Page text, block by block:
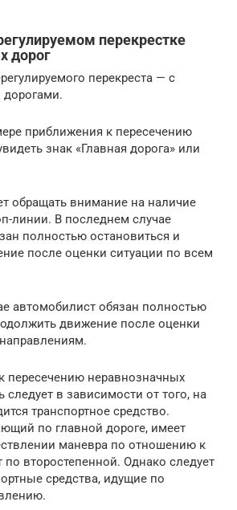
перекрестке
дорог
перекреста — с
приближения к пересечению
знак «Главная дорога» или
обращать внимание на наличие
линии. В последнем случае
полностью остановиться и
после оценки ситуации по всем
автомобилист обязан полностью
движение после оценки
пересечению неравнозначных
следует в зависимости от того, на
транспортное средство.
по главной дороге, имеет
маневра по отношению к
по второстепенной. Однако следует
средства, идущие по